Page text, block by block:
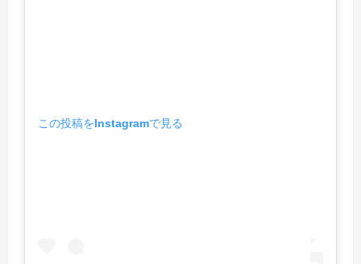
この投稿をInstagramで見る